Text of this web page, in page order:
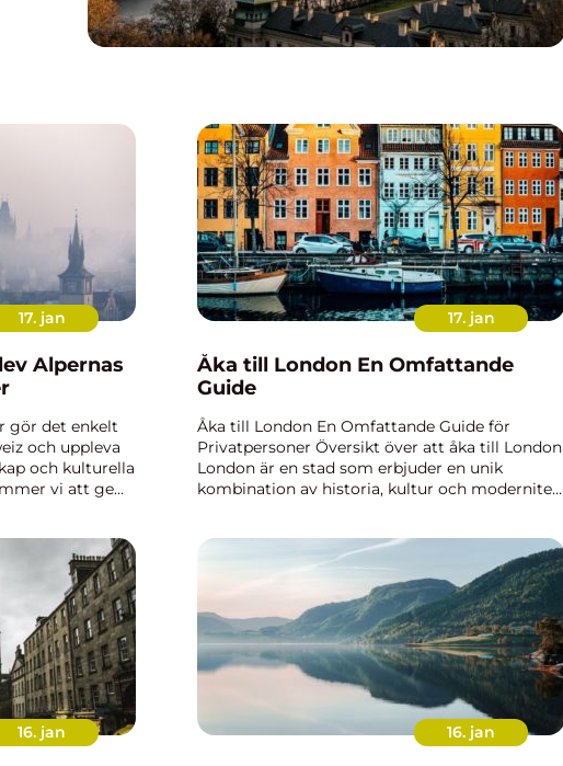
17. jan
Alpernas
gör det enkelt
och uppleva
och kulturella
vi att ge
17. jan
Åka till London En Omfattande
Guide
Åka till London En Omfattande Guide för
Privatpersoner Översikt över att åka till London
London är en stad som erbjuder en unik
kombination av historia, kultur och modernitet.
16. jan 16. jan